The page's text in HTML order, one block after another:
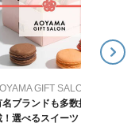
名ブランドも多数掲
！選べるスイーツ WEB